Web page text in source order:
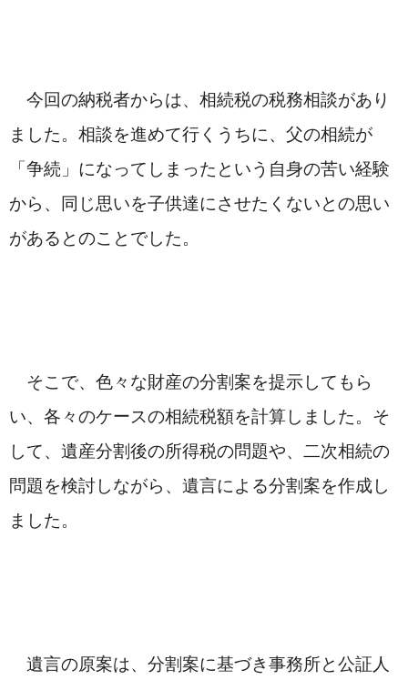
今回の納税者からは、相続税の税務相談があり
ました。相談を進めて行くうちに、父の相続が
「争続」になってしまったという自身の苦い経験
から、同じ思いを子供達にさせたくないとの思い
があるとのことでした。
そこで、色々な財産の分割案を提示してもら
い、各々のケースの相続税額を計算しました。そ
して、遺産分割後の所得税の問題や、二次相続の
問題を検討しながら、遺言による分割案を作成し
ました。
遺言の原案は、分割案に基づき事務所と公証人